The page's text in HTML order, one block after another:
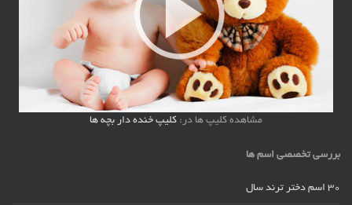
مشاهده کلیپ ها در: کلیپ خنده دار بچه ها
بررسی تخصصی اسم ها
30 اسم دختر ترند سال